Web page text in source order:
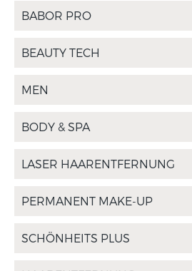
BABOR PRO
BEAUTY TECH
MEN
BODY & SPA
LASER HAARENTFERNUNG
PERMANENT MAKE-UP
SCHÖNHEITS PLUS